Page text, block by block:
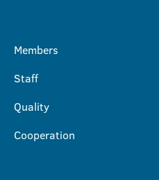
Members
Staff
Quality
Cooperation